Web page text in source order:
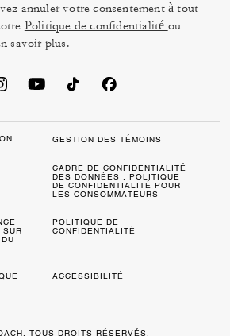
annuler votre consentement à tout
Politique de confidentialité ou
savoir plus.
GESTION DES TÉMOINS
CADRE DE CONFIDENTIALITÉ
DES DONNÉES : POLITIQUE
DE CONFIDENTIALITÉ POUR
LES CONSOMMATEURS
POLITIQUE DE
CONFIDENTIALITÉ
ACCESSIBILITÉ
TOUS DROITS RÉSERVÉS.